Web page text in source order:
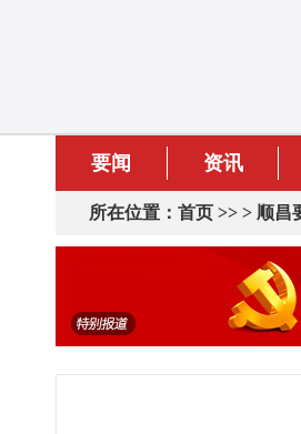
要闻 资讯
所在位置： 首页 >> > 顺昌